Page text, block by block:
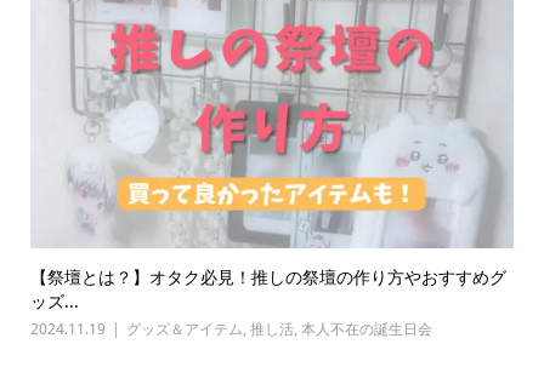
【祭壇とは？】オタク必見！推しの祭壇の作り方やおすすめグ
ッズ...
2024.11.19 グッズ＆アイテム, 推し活, 本人不在の誕生日会